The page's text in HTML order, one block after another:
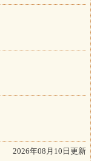
2026年08月10日更新